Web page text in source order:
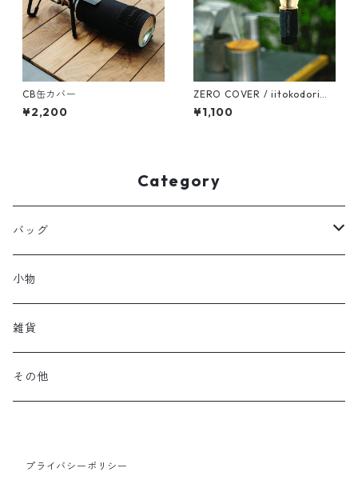
CB缶カバー
¥2,200
ZERO COVER / iitokodori
（イイトコドリ）
¥1,100
Category
バッグ
トートバッグ
aaa
小物
雑貨
その他
プライバシーポリシー